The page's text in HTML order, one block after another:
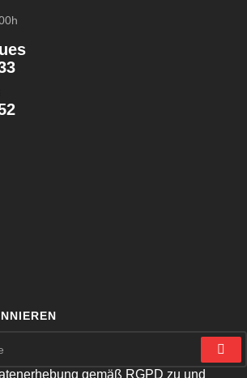
gemäß RGPD zu und